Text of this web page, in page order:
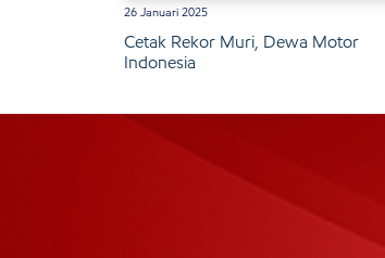
26 Januari 2025
Cetak Rekor Muri, Dewa Motor
Indonesia